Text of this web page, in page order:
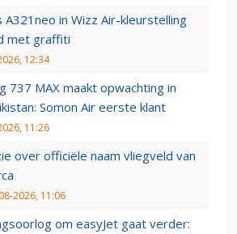
A321neo in Wizz Air-kleurstelling
met graffiti
12:34
737 MAX maakt opwachting in
Somon Air eerste klant
11:26
over officiële naam vliegveld van
2026, 11:06
om easyJet gaat verder: